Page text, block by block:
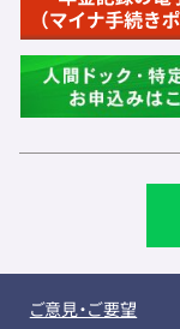
ご意見・ご要望